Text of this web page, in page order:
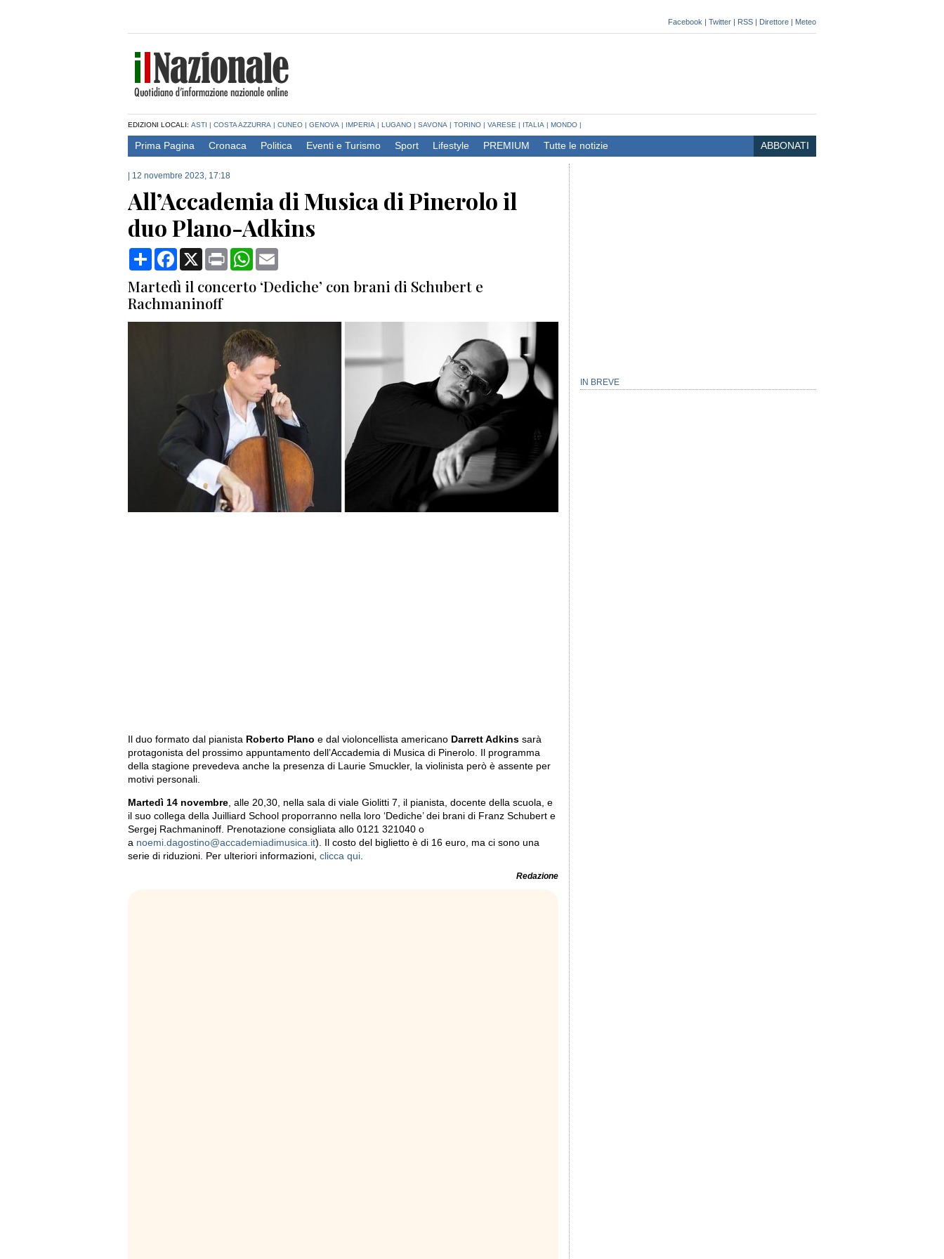
Facebook | Twitter | RSS | Direttore | Meteo
EDIZIONI LOCALI: ASTI | COSTA AZZURRA | CUNEO | GENOVA | IMPERIA | LUGANO | SAVONA | TORINO | VARESE | ITALIA | MONDO |
Prima Pagina Cronaca Politica Eventi e Turismo Sport Lifestyle PREMIUM Tutte le notizie ABBONATI
12 novembre 2023, 17:18
All’Accademia di Musica di Pinerolo il
duo Plano-Adkins
CondividiFacebook
X Print WhatsApp
Martedì il concerto ‘Dediche’ con brani di Schubert e
Rachmaninoff
Il duo formato dal pianista Roberto Plano e dal violoncellista americano Darrett Adkins sarà
protagonista del prossimo appuntamento dell’Accademia di Musica di Pinerolo. Il programma
della stagione prevedeva anche la presenza di Laurie Smuckler, la violinista però è assente per
motivi personali.
Martedì 14 novembre , alle 20,30, nella sala di viale Giolitti 7, il pianista, docente della scuola, e
il suo collega della Juilliard School proporranno nella loro ‘Dediche’ dei brani di Franz Schubert e
Sergej Rachmaninoff. Prenotazione consigliata allo 0121 321040 o
a noemi.dagostino@accademiadimusica.it). Il costo del biglietto è di 16 euro, ma ci sono una
serie di riduzioni. Per ulteriori informazioni, clicca qui
Redazione
IN BREVE